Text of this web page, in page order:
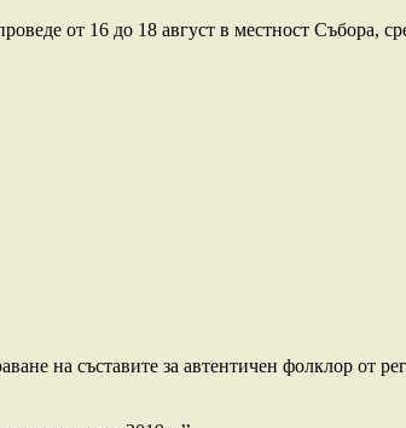
от 16 до 18 август в местност Събора,
на съставите за автентичен фолклор от